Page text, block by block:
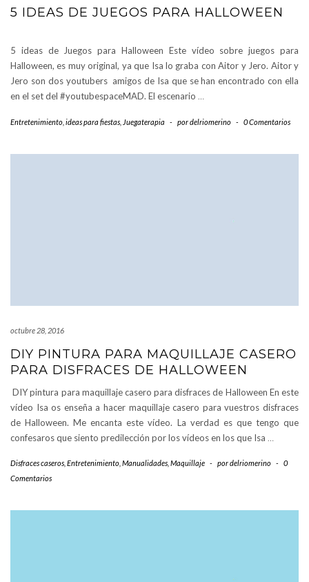
5 IDEAS DE JUEGOS PARA HALLOWEEN
5 ideas de Juegos para Halloween Este vídeo sobre juegos para
Halloween, es muy original, ya que Isa lo graba con Aitor y Jero. Aitor y
Jero son dos youtubers amigos de Isa que se han encontrado con ella
en el set del #youtubespaceMAD. El escenario …
Entretenimiento ideas para fiestas Juegaterapia - pordelriomerino - 0 Comentarios
octubre 28, 2016
DIY PINTURA PARA MAQUILLAJE CASERO
PARA DISFRACES DE HALLOWEEN
DIY pintura para maquillaje casero para disfraces de Halloween En este
vídeo Isa os enseña a hacer maquillaje casero para vuestros disfraces
de Halloween. Me encanta este vídeo. La verdad es que tengo que
confesaros que siento predilección por los vídeos en los que Isa …
Disfraces caseros Entretenimiento Manualidades Maquillaje - pordelriomerino -
0
Comentarios